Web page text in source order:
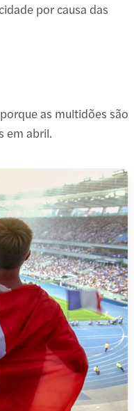
por causa das
as multidões são
em abril.